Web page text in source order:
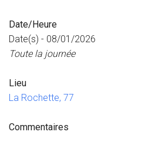
Date/Heure
Date(s) - 08/01/2026
Toute la journée
Lieu
La Rochette, 77
Commentaires